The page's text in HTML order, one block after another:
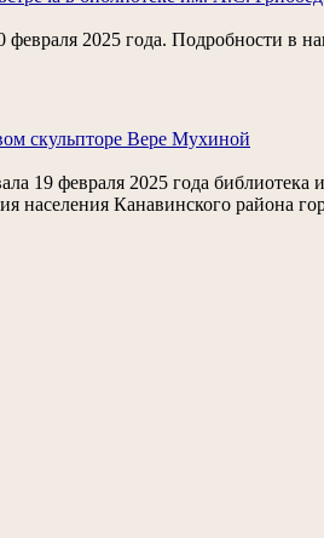
февраля 2025 года. Подробности в
скульпторе Вере Мухиной
19 февраля 2025 года
населения Канавинского района